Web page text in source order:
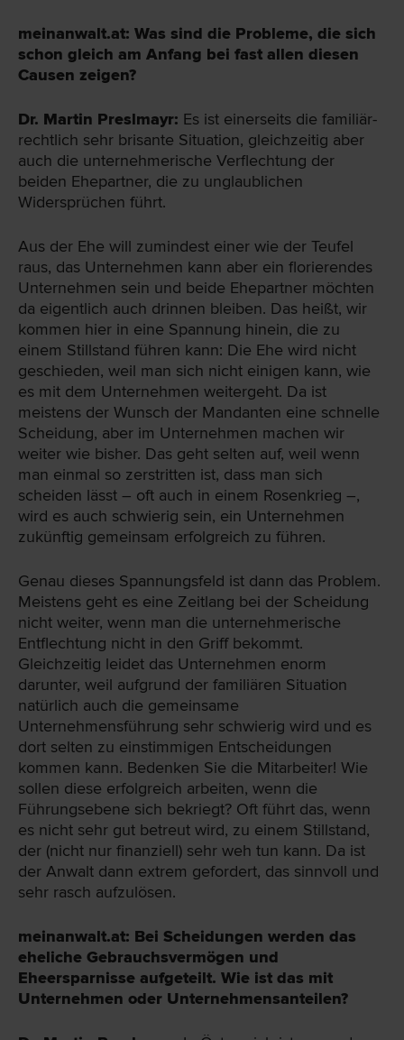
meinanwalt.at: Was sind die Probleme, die sich
schon gleich am Anfang bei fast allen diesen
Causen zeigen?
Dr. Martin Preslmayr: Es ist einerseits die familiär-
rechtlich sehr brisante Situation, gleichzeitig aber
auch die unternehmerische Verflechtung der
beiden Ehepartner, die zu unglaublichen
Widersprüchen führt.
Aus der Ehe will zumindest einer wie der Teufel
raus, das Unternehmen kann aber ein florierendes
Unternehmen sein und beide Ehepartner möchten
da eigentlich auch drinnen bleiben. Das heißt, wir
kommen hier in eine Spannung hinein, die zu
einem Stillstand führen kann: Die Ehe wird nicht
geschieden, weil man sich nicht einigen kann, wie
es mit dem Unternehmen weitergeht. Da ist
meistens der Wunsch der Mandanten eine schnelle
Scheidung, aber im Unternehmen machen wir
weiter wie bisher. Das geht selten auf, weil wenn
man einmal so zerstritten ist, dass man sich
scheiden lässt – oft auch in einem Rosenkrieg –,
wird es auch schwierig sein, ein Unternehmen
zukünftig gemeinsam erfolgreich zu führen.
Genau dieses Spannungsfeld ist dann das Problem.
Meistens geht es eine Zeitlang bei der Scheidung
nicht weiter, wenn man die unternehmerische
Entflechtung nicht in den Griff bekommt.
Gleichzeitig leidet das Unternehmen enorm
darunter, weil aufgrund der familiären Situation
natürlich auch die gemeinsame
Unternehmensführung sehr schwierig wird und es
dort selten zu einstimmigen Entscheidungen
kommen kann. Bedenken Sie die Mitarbeiter! Wie
sollen diese erfolgreich arbeiten, wenn die
Führungsebene sich bekriegt? Oft führt das, wenn
es nicht sehr gut betreut wird, zu einem Stillstand,
der (nicht nur finanziell) sehr weh tun kann. Da ist
der Anwalt dann extrem gefordert, das sinnvoll und
sehr rasch aufzulösen.
meinanwalt.at: Bei Scheidungen werden das
eheliche Gebrauchsvermögen und
Eheersparnisse aufgeteilt. Wie ist das mit
Unternehmen oder Unternehmensanteilen?